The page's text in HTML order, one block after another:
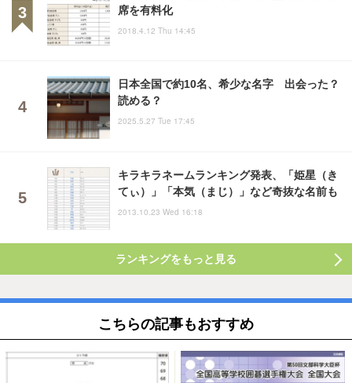
席を有料化
2018.4.12 Thu 14:45
日本全国で約10名、希少な名字 出会った？
読める？
2025.5.27 Tue 17:45
キラキラネームランキング発表、「姫星（き
てぃ）」「本気（まじ）」など奇抜な名前も
2013.10.23 Wed 16:18
ランキングをもっと見る
こちらの記事もおすすめ